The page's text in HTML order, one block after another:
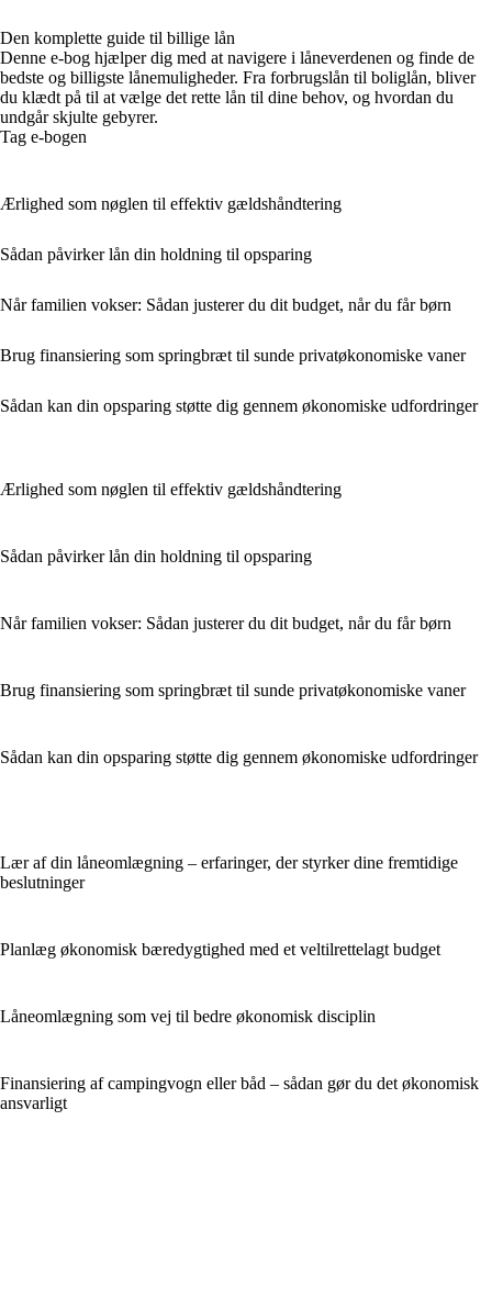
Den komplette guide til billige lån
Denne e-bog hjælper dig med at navigere i låneverdenen og finde de
bedste og billigste lånemuligheder. Fra forbrugslån til boliglån, bliver
du klædt på til at vælge det rette lån til dine behov, og hvordan du
undgår skjulte gebyrer.
Tag e-bogen
Ærlighed som nøglen til effektiv gældshåndtering
Sådan påvirker lån din holdning til opsparing
Når familien vokser: Sådan justerer du dit budget, når du får børn
Brug finansiering som springbræt til sunde privatøkonomiske vaner
Sådan kan din opsparing støtte dig gennem økonomiske udfordringer
Ærlighed som nøglen til effektiv gældshåndtering
Sådan påvirker lån din holdning til opsparing
Når familien vokser: Sådan justerer du dit budget, når du får børn
Brug finansiering som springbræt til sunde privatøkonomiske vaner
Sådan kan din opsparing støtte dig gennem økonomiske udfordringer
Lær af din låneomlægning – erfaringer, der styrker dine fremtidige
beslutninger
Planlæg økonomisk bæredygtighed med et veltilrettelagt budget
Låneomlægning som vej til bedre økonomisk disciplin
Finansiering af campingvogn eller båd – sådan gør du det økonomisk
ansvarligt